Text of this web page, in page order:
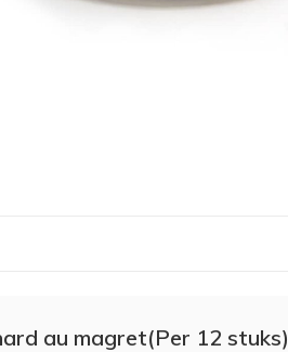
au magret(Per 12 stuks)